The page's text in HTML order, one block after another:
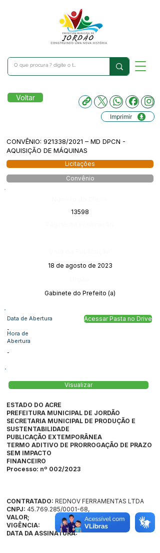
Voltar
Imprimir
CONVÊNIO: 921338/2021 – MD DPCN -
AQUISIÇÃO DE MÁQUINAS
Licitações
Convênio
13598
18 de agosto de 2023
Gabinete do Prefeito (a)
Data de Abertura
-
Acessar Pasta no Drive
Hora de
Abertura
-
Visualizar
ESTADO DO ACRE
PREFEITURA MUNICIPAL DE JORDÃO
SECRETARIA MUNICIPAL DE PRODUÇÃO E
SUSTENTABILIDADE
PUBLICAÇÃO EXTEMPORÂNEA
TERMO ADITIVO DE PRORROGAÇÃO DE PRAZO
SEM IMPACTO
FINANCEIRO
Processo: nº 002/2023
CONTRATADO: REDNOV FERRAMENTAS LTDA
CNPJ: 45.769.285/0001-68,
VALOR;
VIGÊNCIA:
DATA DA ASSINATURA: